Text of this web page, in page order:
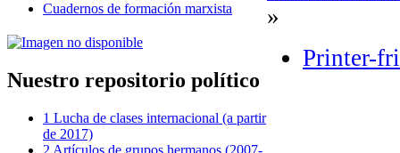
Cuadernos de formación marxista
Nuestro repositorio político
1 Lucha de clases internacional (a partir
de 2017)
»
Printer-